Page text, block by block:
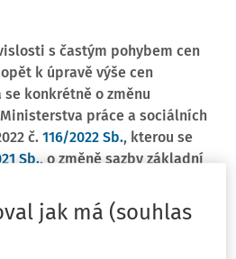
s častým pohybem cen
k úpravě výše cen
se konkrétně o změnu
práce a sociálních
č. 116/2022 Sb., kterou se
Sb., o změně sazby základní
průměrné ceny pohonných hmot
náhrad, ve znění
jak má (souhlas